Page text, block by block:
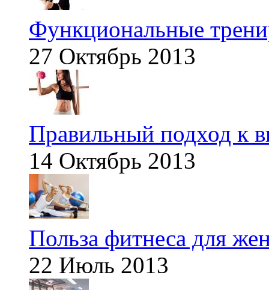
Функциональные
27 Октябрь 2013
Правильный подход к
14 Октябрь 2013
Польза фитнеса для
22 Июль 2013